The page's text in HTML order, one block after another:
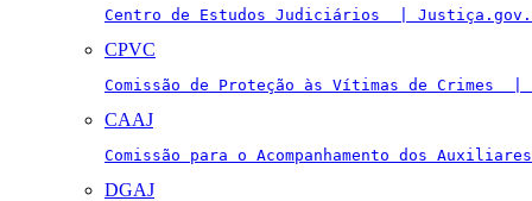
Centro de Estudos Judiciários  |
CPVC
Comissão de Proteção às Vítimas de Crimes
CAAJ
Comissão para o Acompanhamento dos
DGAJ